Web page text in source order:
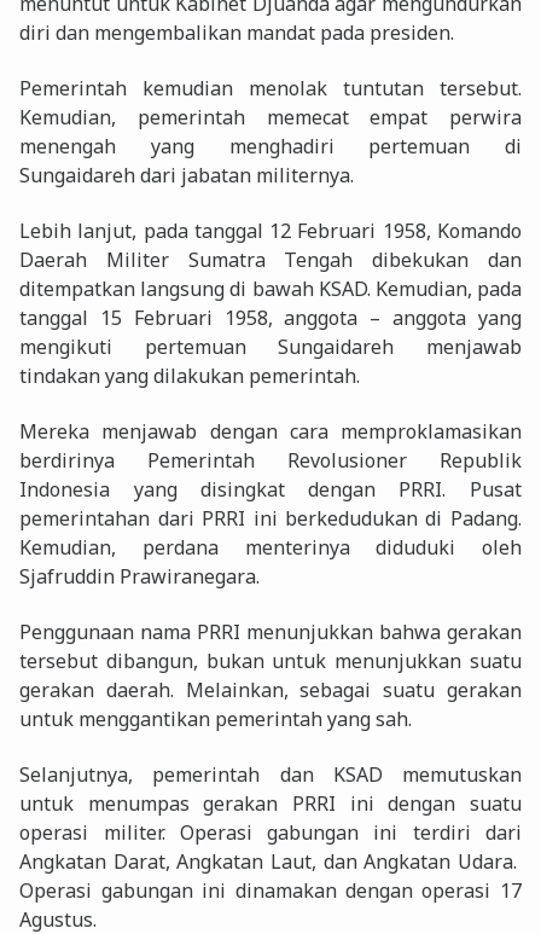
diri dan mengembalikan mandat pada presiden.
Pemerintah kemudian menolak tuntutan tersebut.
Kemudian, pemerintah memecat empat perwira
menengah yang menghadiri pertemuan di
Sungaidareh dari jabatan militernya.
Lebih lanjut, pada tanggal 12 Februari 1958, Komando
Daerah Militer Sumatra Tengah dibekukan dan
ditempatkan langsung di bawah KSAD. Kemudian, pada
tanggal 15 Februari 1958, anggota – anggota yang
mengikuti pertemuan Sungaidareh menjawab
tindakan yang dilakukan pemerintah.
Mereka menjawab dengan cara memproklamasikan
berdirinya Pemerintah Revolusioner Republik
Indonesia yang disingkat dengan PRRI. Pusat
pemerintahan dari PRRI ini berkedudukan di Padang.
Kemudian, perdana menterinya diduduki oleh
Sjafruddin Prawiranegara.
Penggunaan nama PRRI menunjukkan bahwa gerakan
tersebut dibangun, bukan untuk menunjukkan suatu
gerakan daerah. Melainkan, sebagai suatu gerakan
untuk menggantikan pemerintah yang sah.
Selanjutnya, pemerintah dan KSAD memutuskan
untuk menumpas gerakan PRRI ini dengan suatu
operasi militer. Operasi gabungan ini terdiri dari
Angkatan Darat, Angkatan Laut, dan Angkatan Udara.
Operasi gabungan ini dinamakan dengan operasi 17
Agustus.